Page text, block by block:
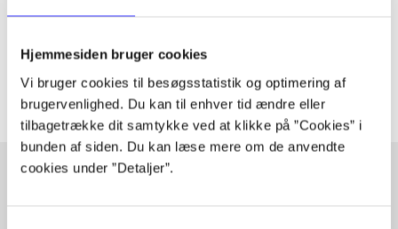
Hjemmesiden bruger cookies
Vi bruger cookies til besøgsstatistik og optimering af
brugervenlighed. Du kan til enhver tid ændre eller
tilbagetrække dit samtykke ved at klikke på ”Cookies” i
bunden af siden. Du kan læse mere om de anvendte
cookies under ”Detaljer”.
Artiklerne i handler ofte om